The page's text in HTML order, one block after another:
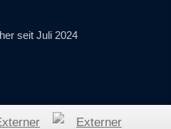
seit Juli 2024